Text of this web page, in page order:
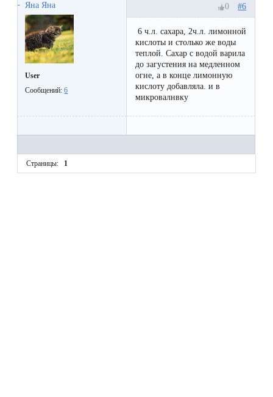
Яна Яна
User
Сообщений:6
#6
0
6 ч.л. сахара, 2ч.л. лимонной
кислоты и столько же воды
теплой. Сахар с водой варила
до загустения на медленном
огне, а в конце лимонную
кислоту добавляла. и в
микровалнвку
Страницы: 1